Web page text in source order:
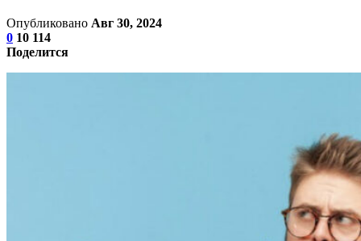
Опубликовано Авг 30, 2024
0 10 114
Поделится